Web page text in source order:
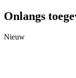
Onlangs
Nieuw